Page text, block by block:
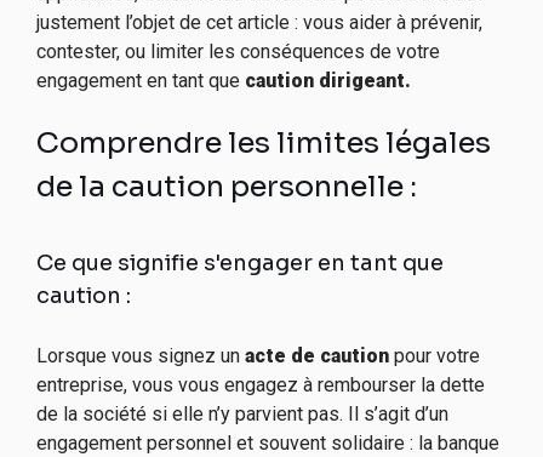
justement l’objet de cet article : vous aider à prévenir,
contester, ou limiter les conséquences de votre
engagement en tant que caution dirigeant.
Comprendre les limites légales
de la caution personnelle :
Ce que signifie s'engager en tant que
caution :
Lorsque vous signez un acte de cautionpour votre
entreprise, vous vous engagez à rembourser la dette
de la société si elle n’y parvient pas. Il s’agit d’un
engagement personnel et souvent solidaire : la banque